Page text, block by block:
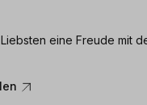
eine Freude mit